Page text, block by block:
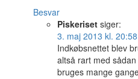
Besvar
Piskeriset siger:
3. maj 2013 kl. 20:58
Indkøbsnettet blev
altså rart med
bruges mange